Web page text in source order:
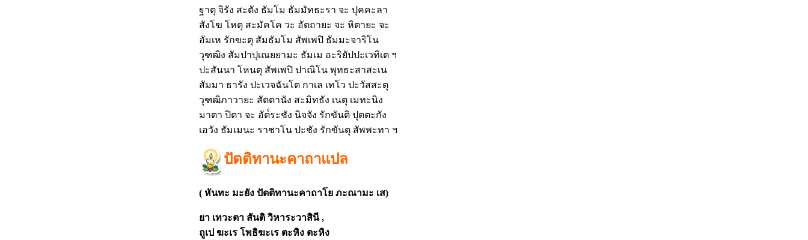
ฐาตุ จิรัง สะตัง ธัมโม ธัมมัทธะรา จะ ปุคคะลา
สังโฆ โหตุ สะมัคโค วะ อัตถายะ จะ หิตายะ จะ
อัมเห รักขะตุ สัมธัมโม สัพเพปิ ธัมมะจาริโน
วุฑฒิง สัมปาปุเณยยามะ ธัมเม อะริยัปปะเวทิเต ฯ
ปะสันนา โหนตุ สัพเพปิ ปาณิโน พุทธะสาสะเน
สัมมา ธารัง ปะเวจฉันโต กาเล เทโว ปะวัสสะตุ
วุฑฒิภาวายะ สัตตานัง สะมิทธัง เนตุ เมทะนิง
มาตา ปิตา จะ อัต๎ระชัง นิจจัง รักขันติ ปุตตะกัง
เอวัง ธัมเมนะ ราชาโน ปะชัง รักขันตุ สัพพะทา ฯ
ปัตติทานะคาถาแปล
( หันทะ มะยัง ปัตติทานะคาถาโย ภะณามะ เส)
ยา เทวะตา สันติ วิหาระวาสินี,
ถูเป ฆะเร โพธิฆะเร ตะหิง ตะหิง